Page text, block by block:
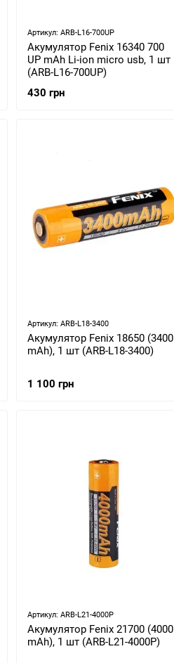
Артикул: ARB-L16-700UP
Акумулятор Fenix 16340 700
UP mAh Li-ion micro usb, 1 шт
(ARB-L16-700UP)
430 грн
Артикул: ARB-L18-3400
Акумулятор Fenix 18650 (3400
mAh), 1 шт (ARB-L18-3400)
1 100 грн
Артикул: ARB-L21-4000P
Акумулятор Fenix 21700 (4000
mAh), 1 шт (ARB-L21-4000P)